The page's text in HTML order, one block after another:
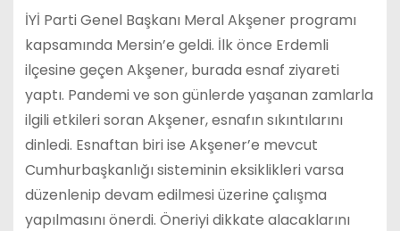
İYİ Parti Genel Başkanı Meral Akşener programı
kapsamında Mersin’e geldi. İlk önce Erdemli
ilçesine geçen Akşener, burada esnaf ziyareti
yaptı. Pandemi ve son günlerde yaşanan zamlarla
ilgili etkileri soran Akşener, esnafın sıkıntılarını
dinledi. Esnaftan biri ise Akşener’e mevcut
Cumhurbaşkanlığı sisteminin eksiklikleri varsa
düzenlenip devam edilmesi üzerine çalışma
yapılmasını önerdi. Öneriyi dikkate alacaklarını